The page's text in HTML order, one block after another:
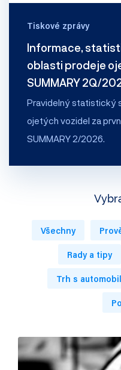
Tiskové zprávy
Informace,
oblasti prodeje
SUMMARY 2Q/
Pravidelný statistický
ojetých vozidel za
SUMMARY 2/2026.
Všechny
Rady a tipy
Trh s